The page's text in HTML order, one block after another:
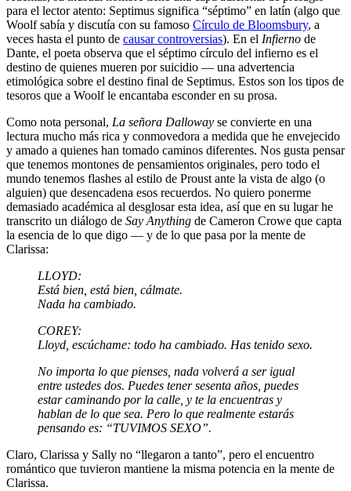
para el lector atento: Septimus significa “séptimo” en latín (algo que
Woolf sabía y discutía con su famoso Círculo de Bloomsbury, a
veces hasta el punto de causar controversias). En el Infierno de
Dante, el poeta observa que el séptimo círculo del infierno es el
destino de quienes mueren por suicidio — una advertencia
etimológica sobre el destino final de Septimus. Estos son los tipos de
tesoros que a Woolf le encantaba esconder en su prosa.
Como nota personal, La señora Dalloway se convierte en una
lectura mucho más rica y conmovedora a medida que he envejecido
y amado a quienes han tomado caminos diferentes. Nos gusta pensar
que tenemos montones de pensamientos originales, pero todo el
mundo tenemos flashes al estilo de Proust ante la vista de algo (o
alguien) que desencadena esos recuerdos. No quiero ponerme
demasiado académica al desglosar esta idea, así que en su lugar he
transcrito un diálogo de Say Anything de Cameron Crowe que capta
la esencia de lo que digo — y de lo que pasa por la mente de
Clarissa:
LLOYD:
Está bien, está bien, cálmate.
Nada ha cambiado.
COREY:
Lloyd, escúchame: todo ha cambiado. Has tenido sexo.
No importa lo que pienses, nada volverá a ser igual
entre ustedes dos. Puedes tener sesenta años, puedes
estar caminando por la calle, y te la encuentras y
hablan de lo que sea. Pero lo que realmente estarás
pensando es: “TUVIMOS SEXO”.
Claro, Clarissa y Sally no “llegaron a tanto”, pero el encuentro
romántico que tuvieron mantiene la misma potencia en la mente de
Clarissa.